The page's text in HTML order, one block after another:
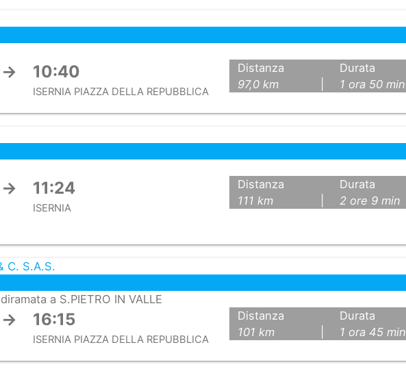
→ 10:40
ISERNIA PIAZZA DELLA REPUBBLICA
Distanza
97,0 km
Durata
1 ora 50 min
→ 11:24
ISERNIA
Distanza
111 km
Durata
2 ore 9 min
C. S.A.S.
a S.PIETRO IN VALLE
→ 16:15
ISERNIA PIAZZA DELLA REPUBBLICA
Distanza
101 km
Durata
1 ora 45 min